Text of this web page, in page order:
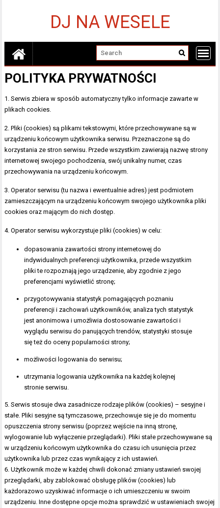
DJ NA WESELE
POLITYKA PRYWATNOŚCI
1. Serwis zbiera w sposób automatyczny tylko informacje zawarte w
plikach cookies.
2. Pliki (cookies) są plikami tekstowymi, które przechowywane są w
urządzeniu końcowym użytkownika serwisu. Przeznaczone są do
korzystania ze stron serwisu. Przede wszystkim zawierają nazwę strony
internetowej swojego pochodzenia, swój unikalny numer, czas
przechowywania na urządzeniu końcowym.
3. Operator serwisu (tu nazwa i ewentualnie adres) jest podmiotem
zamieszczającym na urządzeniu końcowym swojego użytkownika pliki
cookies oraz mającym do nich dostęp.
4. Operator serwisu wykorzystuje pliki (cookies) w celu:
dopasowania zawartości strony internetowej do
indywidualnych preferencji użytkownika, przede wszystkim
pliki te rozpoznają jego urządzenie, aby zgodnie z jego
preferencjami wyświetlić stronę;
przygotowywania statystyk pomagających poznaniu
preferencji i zachowań użytkowników, analiza tych statystyk
jest anonimowa i umożliwia dostosowanie zawartości i
wyglądu serwisu do panujących trendów, statystyki stosuje
się też do oceny popularności strony;
możliwości logowania do serwisu;
utrzymania logowania użytkownika na każdej kolejnej
stronie serwisu.
5. Serwis stosuje dwa zasadnicze rodzaje plików (cookies) – sesyjne i
stałe. Pliki sesyjne są tymczasowe, przechowuje się je do momentu
opuszczenia strony serwisu (poprzez wejście na inną stronę,
wylogowanie lub wyłączenie przeglądarki). Pliki stałe przechowywane są
w urządzeniu końcowym użytkownika do czasu ich usunięcia przez
użytkownika lub przez czas wynikający z ich ustawień.
6. Użytkownik może w każdej chwili dokonać zmiany ustawień swojej
przeglądarki, aby zablokować obsługę plików (cookies) lub
każdorazowo uzyskiwać informacje o ich umieszczeniu w swoim
urządzeniu. Inne dostępne opcje można sprawdzić w ustawieniach swojej